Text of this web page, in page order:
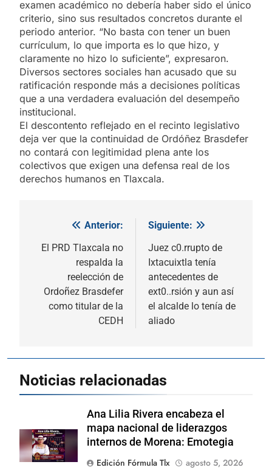
examen académico no debería haber sido el único
criterio, sino sus resultados concretos durante el
periodo anterior. “No basta con tener un buen
currículum, lo que importa es lo que hizo, y
claramente no hizo lo suficiente”, expresaron.
Diversos sectores sociales han acusado que su
ratificación responde más a decisiones políticas
que a una verdadera evaluación del desempeño
institucional.
El descontento reflejado en el recinto legislativo
deja ver que la continuidad de Ordóñez Brasdefer
no contará con legitimidad plena ante los
colectivos que exigen una defensa real de los
derechos humanos en Tlaxcala.
Navegación
de
entradas
Anterior:
El PRD Tlaxcala no
respalda la
reelección de
Ordoñez Brasdefer
como titular de la
CEDH
Siguiente:
Juez c0.rrupto de
Ixtacuixtla tenía
antecedentes de
ext0..rsión y aun así
el alcalde lo tenía de
aliado
Noticias relacionadas
Ana Lilia Rivera encabeza el
mapa nacional de liderazgos
internos de Morena: Emotegia
Edición Fórmula Tlx
agosto 5, 2026